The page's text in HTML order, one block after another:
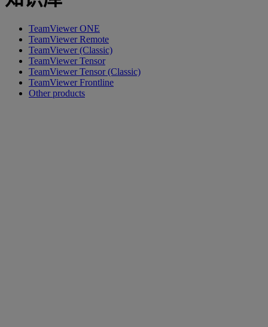
TeamViewer ONE
TeamViewer Remote
TeamViewer (Classic)
TeamViewer Tensor
TeamViewer Tensor (Classic)
TeamViewer Frontline
Other products